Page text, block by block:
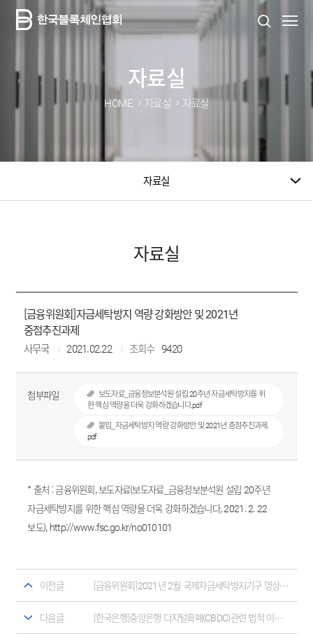
자료실
HOME 자료실 자료실
자료실
자료실
[금융위원회]자금세탁방지 역량 강화방안 및 2021년
중점추진과제
사무국 2021.02.22 조회수 9420
첨부파일
보도자료_금융정보분석원 설립 20주년 자금세탁방지를 위
한 핵심 역량을 더욱 강화하겠습니다.pdf
붙임_자금세탁방지 역량 강화방안 및 2021년 중점추진과제.
pdf
* 출처 : 금융위원회, 보도자료(보도자료_금융정보분석원 설립 20주년
자금세탁방지를 위한 핵심 역량을 더욱 강화하겠습니다, 2021. 2. 22
보도), http://www.fsc.go.kr/no010101
이전글 [금융위원회]2021년 2월 국제자금세탁방지기구 영상총회 참석 결과
다음글 [한국은행]중앙은행 디지털화폐(CBDC)관련 법적 이슈 및 법령 제·개정 방향